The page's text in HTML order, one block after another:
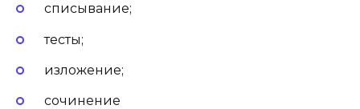
списывание;
тесты;
изложение;
сочинение